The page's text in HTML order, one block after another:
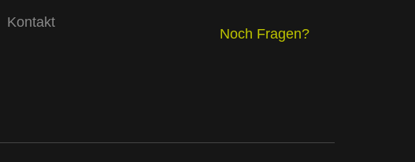
Kontakt
Noch Fragen?